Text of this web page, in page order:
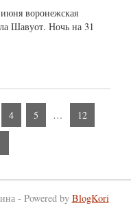
воронежская
Шавуот. Ночь на 31
4 5 … 12
- Powered by BlogKori